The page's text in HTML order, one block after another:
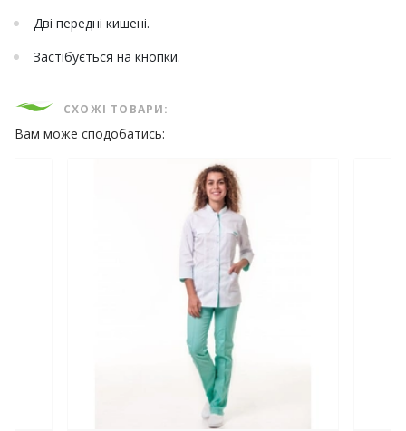
Дві передні кишені.
Застібується на кнопки.
СХОЖІ ТОВАРИ:
Вам може сподобатись: